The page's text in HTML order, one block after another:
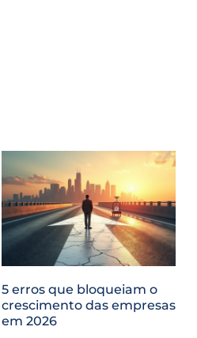
5 erros que bloqueiam o
crescimento das empresas
em 2026